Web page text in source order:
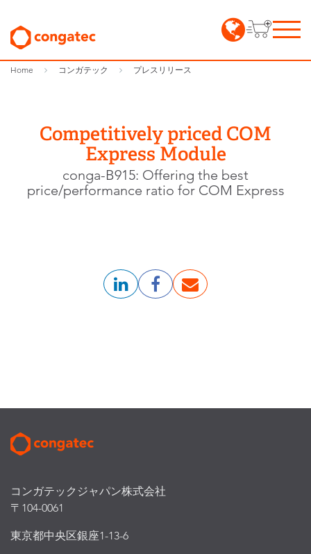
Home コンガテック プレスリリース
Competitively priced COM
Express Module
conga-B915: Offering the best
price/performance ratio for COM Express
コンガテックジャパン株式会社
〒104-0061
東京都中央区銀座1-13-6